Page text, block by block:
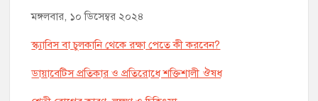
মঙ্গলবার, ১০ ডিসেম্বর ২০২৪
স্ক্যাবিস বা চুলকানি থেকে রক্ষা পেতে কী করবেন?
ডায়াবেটিস প্রতিকার ও প্রতিরোধে শক্তিশালী ঔষধ